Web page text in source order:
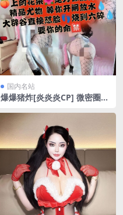
国内名站
爆爆猪炸[炎炎炎CP] 微密圈
03MB]